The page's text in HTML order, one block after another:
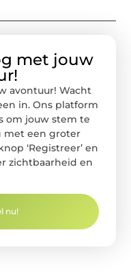
met jouw
avontuur! Wacht
in. Ons platform
om jouw stem te
met een groter
‘Registreer’ en
zichtbaarheid en
nu!